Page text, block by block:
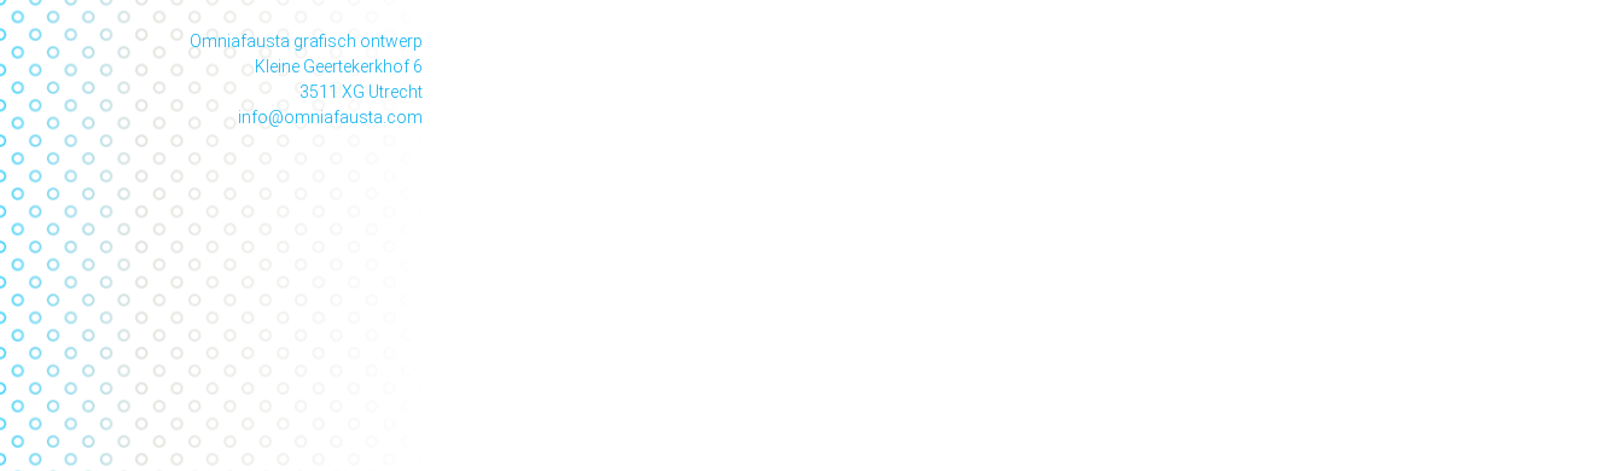
Omniafausta grafisch ontwerp
Kleine Geertekerkhof 6
3511 XG Utrecht
info@omniafausta.com